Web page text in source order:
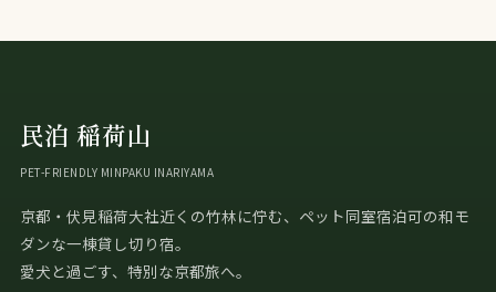
民泊 稲荷山
PET-FRIENDLY MINPAKU INARIYAMA
京都・伏見稲荷大社近くの竹林に佇む、ペット同室宿泊可の和モ
ダンな一棟貸し切り宿。
愛犬と過ごす、特別な京都旅へ。